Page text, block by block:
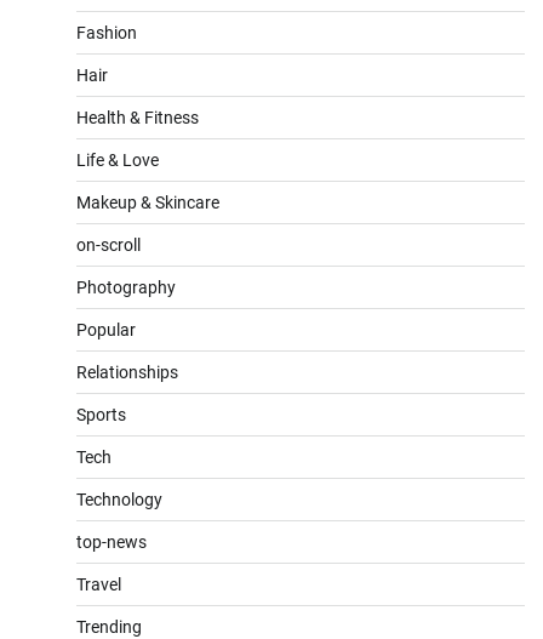
Fashion
Hair
Health & Fitness
Life & Love
Makeup & Skincare
on-scroll
Photography
Popular
Relationships
Sports
Tech
Technology
top-news
Travel
Trending